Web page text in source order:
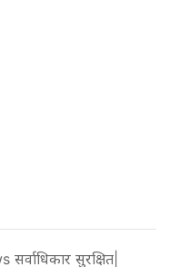
सुरक्षित|